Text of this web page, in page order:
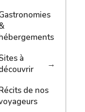
à
de nos